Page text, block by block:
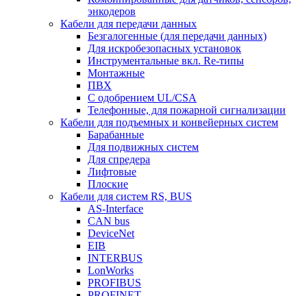
энкодеров
Кабели для передачи данных
Безгалогенные (для передачи данных)
Для искробезопасных установок
Инструментальные вкл. Re-типы
Монтажные
ПВХ
С одобрением UL/CSA
Телефонные, для пожарной сигнализации
Кабели для подъемных и конвейерных систем
Барабанные
Для подвижных систем
Для спредера
Лифтовые
Плоские
Кабели для систем RS, BUS
AS-Interface
CAN bus
DeviceNet
EIB
INTERBUS
LonWorks
PROFIBUS